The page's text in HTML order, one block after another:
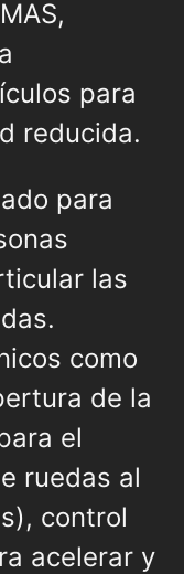
para
reducida.
para
las
como
de la
el
ruedas al
control
acelerar y